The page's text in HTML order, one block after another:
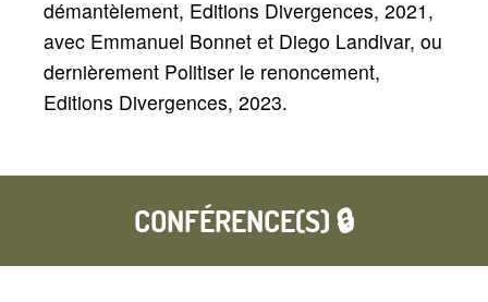
démantèlement, Editions Divergences, 2021,
avec Emmanuel Bonnet et Diego Landivar, ou
dernièrement Politiser le renoncement,
Editions Divergences, 2023.
CONFÉRENCE(S) 🔒